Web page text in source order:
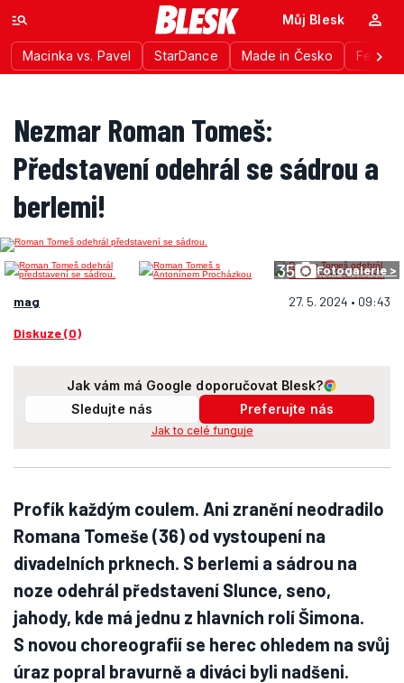
Macinka vs. Pavel StarDance Made in Česko
Můj Blesk
Nezmar Roman Tomeš:
Představení odehrál se sádrou a
berlemi!
35 Fotogalerie >
mag 27. 5. 2024 • 09:43
Diskuze (0)
Jak vám má Google doporučovat Blesk?
Sledujte nás
Preferujte nás
Jak to celé funguje
Profík každým coulem. Ani zranění neodradilo
Romana Tomeše (36) od vystoupení na
divadelních prknech. S berlemi a sádrou na
noze odehrál představení Slunce, seno,
jahody, kde má jednu z hlavních rolí Šimona.
S novou choreografií se herec ohledem na svůj
úraz popral bravurně a diváci byli nadšeni.